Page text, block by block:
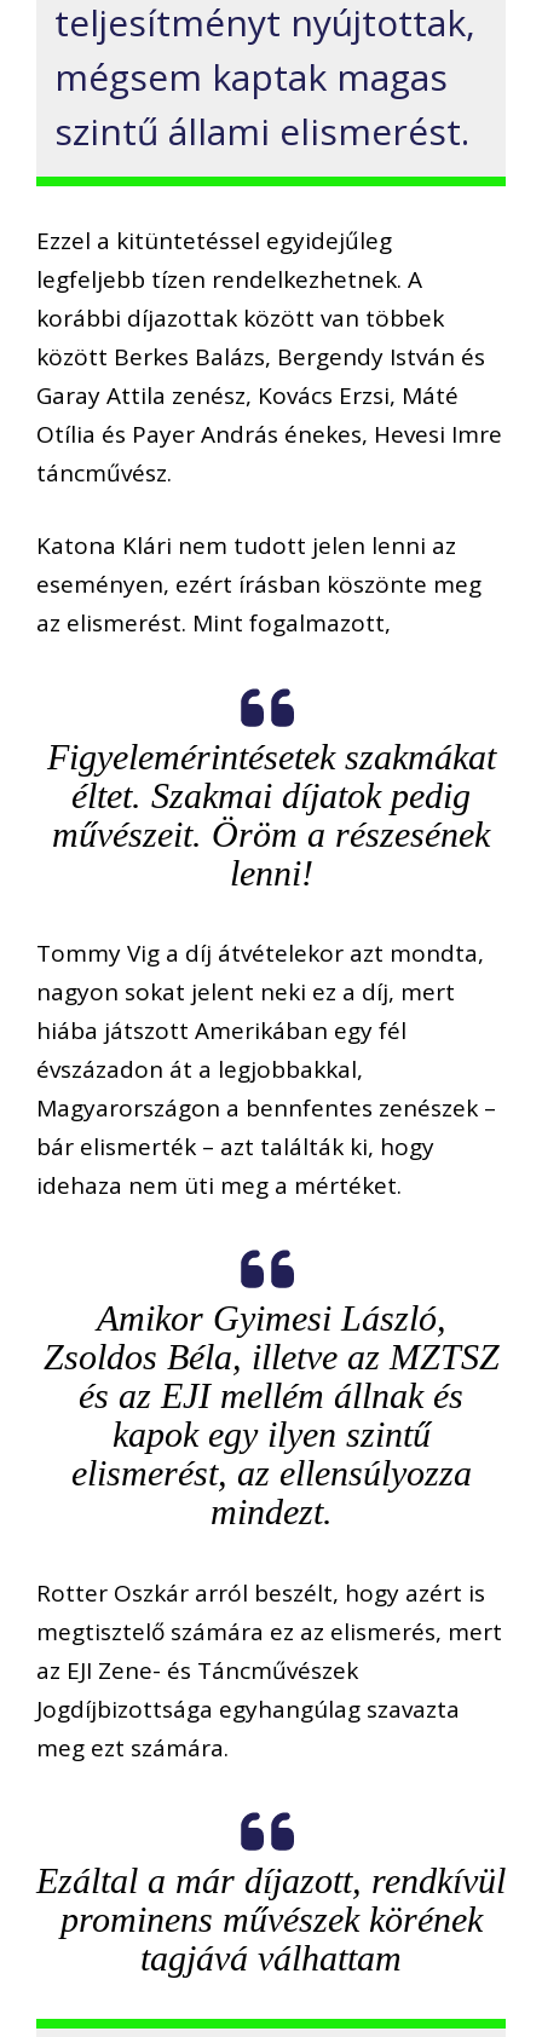
teljesítményt nyújtottak,
mégsem kaptak magas
szintű állami elismerést.
Ezzel a kitüntetéssel egyidejűleg
legfeljebb tízen rendelkezhetnek. A
korábbi díjazottak között van többek
között Berkes Balázs, Bergendy István és
Garay Attila zenész, Kovács Erzsi, Máté
Otília és Payer András énekes, Hevesi Imre
táncművész.
Katona Klári nem tudott jelen lenni az
eseményen, ezért írásban köszönte meg
az elismerést. Mint fogalmazott,
Figyelemérintésetek szakmákat
éltet. Szakmai díjatok pedig
művészeit. Öröm a részesének
lenni!
Tommy Vig a díj átvételekor azt mondta,
nagyon sokat jelent neki ez a díj, mert
hiába játszott Amerikában egy fél
évszázadon át a legjobbakkal,
Magyarországon a bennfentes zenészek –
bár elismerték – azt találták ki, hogy
idehaza nem üti meg a mértéket.
Amikor Gyimesi László,
Zsoldos Béla, illetve az MZTSZ
és az EJI mellém állnak és
kapok egy ilyen szintű
elismerést, az ellensúlyozza
mindezt.
Rotter Oszkár arról beszélt, hogy azért is
megtisztelő számára ez az elismerés, mert
az EJI Zene- és Táncművészek
Jogdíjbizottsága egyhangúlag szavazta
meg ezt számára.
Ezáltal a már díjazott, rendkívül
prominens művészek körének
tagjává válhattam